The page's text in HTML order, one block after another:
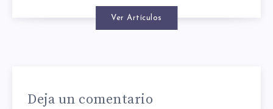
Ver Artículos
Deja un comentario